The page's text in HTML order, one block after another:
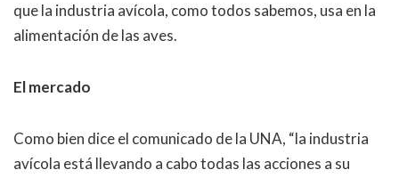
que la industria avícola, como todos sabemos, usa en la
alimentación de las aves.
El mercado
Como bien dice el comunicado de la UNA, “la industria
avícola está llevando a cabo todas las acciones a su